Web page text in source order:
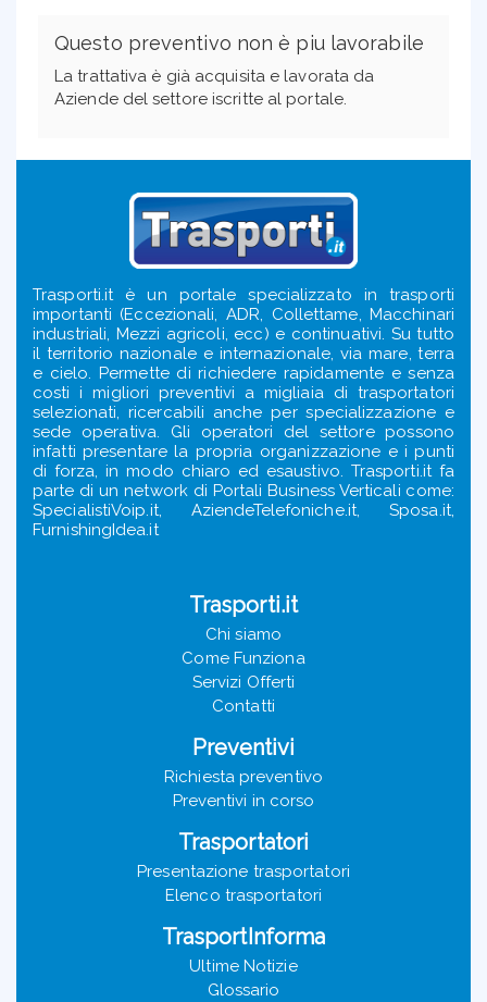
Questo preventivo non è piu lavorabile
La trattativa è già acquisita e lavorata da
Aziende del settore iscritte al portale.
Trasporti.it è un portale specializzato in trasporti
importanti (Eccezionali, ADR, Collettame, Macchinari
industriali, Mezzi agricoli, ecc) e continuativi. Su tutto
il territorio nazionale e internazionale, via mare, terra
e cielo. Permette di richiedere rapidamente e senza
costi i migliori preventivi a migliaia di trasportatori
selezionati, ricercabili anche per specializzazione e
sede operativa. Gli operatori del settore possono
infatti presentare la propria organizzazione e i punti
di forza, in modo chiaro ed esaustivo. Trasporti.it fa
parte di un network di Portali Business Verticali come:
SpecialistiVoip.it, AziendeTelefoniche.it, Sposa.it,
FurnishingIdea.it
Trasporti.it
Chi siamo
Come Funziona
Servizi Offerti
Contatti
Preventivi
Richiesta preventivo
Preventivi in corso
Trasportatori
Presentazione trasportatori
Elenco trasportatori
TrasportInforma
Ultime Notizie
Glossario